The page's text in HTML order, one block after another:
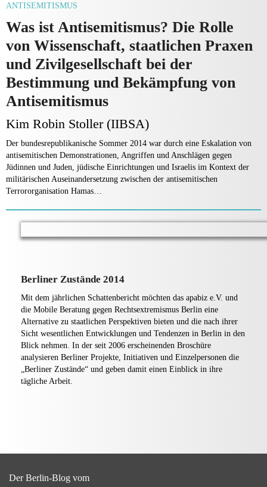
ANTISEMITISMUS
Was ist Anti­semitismus? Die Rolle
von Wissenschaft, staatlichen Praxen
und Zivilgesellschaft bei der
Bestimmung und Bekämpfung von
Antisemitismus
Kim Robin Stoller (IIBSA)
Der bundesrepublikanische Sommer 2014 war durch eine Eskalation von
antisemitischen Demonstrationen, Angriffen und Anschlägen gegen
Jüdinnen und Juden, jüdi­sche Einrichtungen und Israelis im Kontext der
militäri­schen Auseinandersetzung zwischen der antisemitischen
Terrororganisation Hamas…
Berliner Zustände 2014
Mit dem jährlichen Schattenbericht möchten das apabiz e.V. und
die Mobile Beratung gegen Rechtsextremismus Berlin eine
Alternative zu staatlichen Perspektiven bieten und die nach ihrer
Sicht wesentlichen Entwicklungen und Tendenzen in Berlin in den
Blick nehmen. In der seit 2006 erscheinenden Broschüre
analysieren Berliner Projekte, Initiativen und Einzelpersonen die
„Berliner Zustände“ und geben damit einen Einblick in ihre
tägliche Arbeit.
Der Berlin-Blog vom